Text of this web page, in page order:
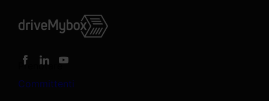
Prenotare
Committenti